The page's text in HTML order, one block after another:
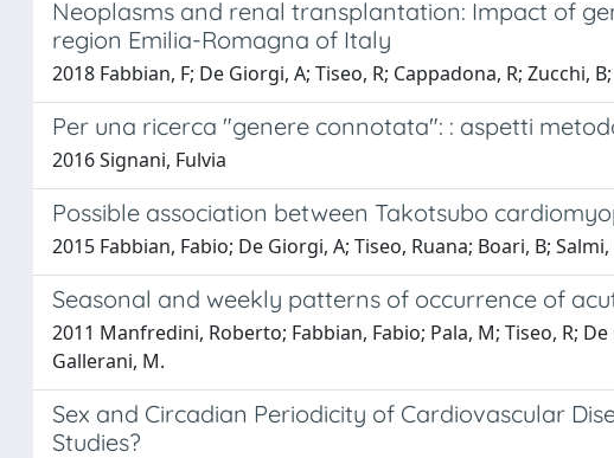
Neoplasms and renal transplantation: Impact of
region Emilia-Romagna of Italy
2018 Fabbian, F; De Giorgi, A; Tiseo, R; Cappadona, R; Zucchi,
Per una ricerca "genere connotata": : aspetti
2016 Signani, Fulvia
Possible association between Takotsubo
2015 Fabbian, Fabio; De Giorgi, A; Tiseo, Ruana; Boari, B;
Seasonal and weekly patterns of occurrence of
2011 Manfredini, Roberto; Fabbian, Fabio; Pala, M; Tiseo, R;
Gallerani, M.
Sex and Circadian Periodicity of Cardiovascular
Studies?